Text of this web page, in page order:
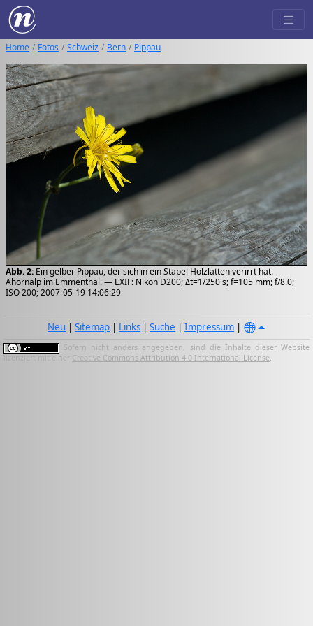
Home Fotos Schweiz Bern Pippau
Abb. 2: Ein gelber Pippau, der sich in ein Stapel Holzlatten verirrt hat.
Ahornalp im Emmenthal. — EXIF: Nikon D200; Δt=1/250 s; f=105 mm; f/8.0;
ISO 200; 2007-05-19 14:06:29
Neu |Sitemap | Links |Suche |Impressum |
Sofern nicht anders angegeben, sind die Inhalte dieser Website
lizenziert mit einer Creative Commons Attribution 4.0 International License.